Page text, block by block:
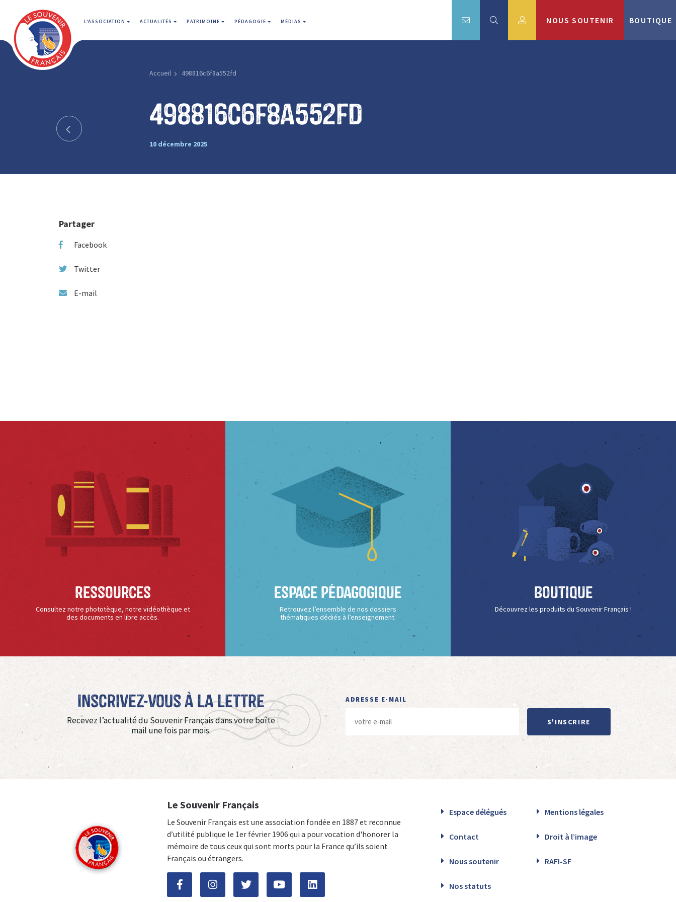
L'ASSOCIATION ACTUALITÉS PATRIMOINE PÉDAGOGIE MÉDIAS NOUS SOUTENIR BOUTIQUE
Accueil 498816c6f8a552fd
498816c6f8a552fd
10 décembre 2025
Partager
Facebook
Twitter
E-mail
Ressources
Consultez notre phototèque, notre vidéothèque et
des documents en libre accès.
Espace Pédagogique
Retrouvez l’ensemble de nos dossiers
thématiques dédiés à l’enseignement.
Boutique
Découvrez les produits du Souvenir Français !
Inscrivez-vous à La Lettre
Recevez l’actualité du Souvenir Français dans votre boîte
mail une fois par mois.
ADRESSE E-MAIL
S'INSCRIRE
Le Souvenir Français
Le Souvenir Français est une association fondée en 1887 et reconnue
d’utilité publique le 1er février 1906 qui a pour vocation d'honorer la
mémoire de tous ceux qui sont morts pour la France qu’ils soient
Français ou étrangers.
Espace délégués Mentions légales
Contact Droit à l’image
Nous soutenir RAFI-SF
Nos statuts